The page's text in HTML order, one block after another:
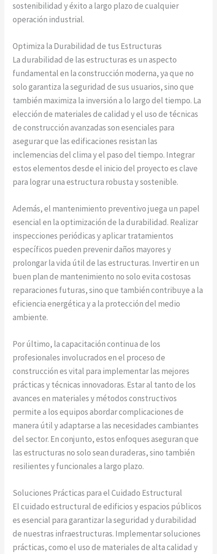
sostenibilidad y éxito a largo plazo de cualquier
operación industrial.
Optimiza la Durabilidad de tus Estructuras
La durabilidad de las estructuras es un aspecto
fundamental en la construcción moderna, ya que no
solo garantiza la seguridad de sus usuarios, sino que
también maximiza la inversión a lo largo del tiempo. La
elección de materiales de calidad y el uso de técnicas
de construcción avanzadas son esenciales para
asegurar que las edificaciones resistan las
inclemencias del clima y el paso del tiempo. Integrar
estos elementos desde el inicio del proyecto es clave
para lograr una estructura robusta y sostenible.
Además, el mantenimiento preventivo juega un papel
esencial en la optimización de la durabilidad. Realizar
inspecciones periódicas y aplicar tratamientos
específicos pueden prevenir daños mayores y
prolongar la vida útil de las estructuras. Invertir en un
buen plan de mantenimiento no solo evita costosas
reparaciones futuras, sino que también contribuye a la
eficiencia energética y a la protección del medio
ambiente.
Por último, la capacitación continua de los
profesionales involucrados en el proceso de
construcción es vital para implementar las mejores
prácticas y técnicas innovadoras. Estar al tanto de los
avances en materiales y métodos constructivos
permite a los equipos abordar complicaciones de
manera útil y adaptarse a las necesidades cambiantes
del sector. En conjunto, estos enfoques aseguran que
las estructuras no solo sean duraderas, sino también
resilientes y funcionales a largo plazo.
Soluciones Prácticas para el Cuidado Estructural
El cuidado estructural de edificios y espacios públicos
es esencial para garantizar la seguridad y durabilidad
de nuestras infraestructuras. Implementar soluciones
prácticas, como el uso de materiales de alta calidad y